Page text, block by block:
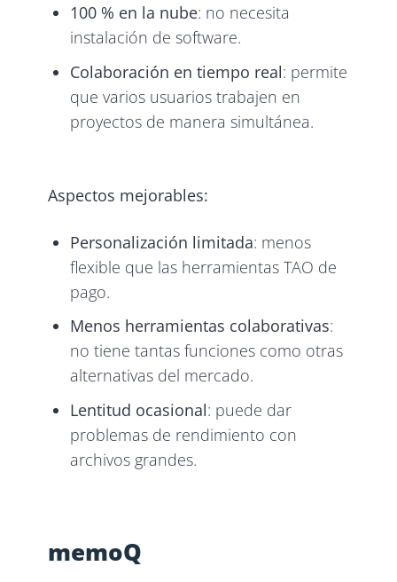
100 % en la nube: no necesita
instalación de software.
Colaboración en tiempo real: permite
que varios usuarios trabajen en
proyectos de manera simultánea.
Aspectos mejorables:
Personalización limitada: menos
flexible que las herramientas TAO de
pago.
Menos herramientas colaborativas:
no tiene tantas funciones como otras
alternativas del mercado.
Lentitud ocasional: puede dar
problemas de rendimiento con
archivos grandes.
memoQ